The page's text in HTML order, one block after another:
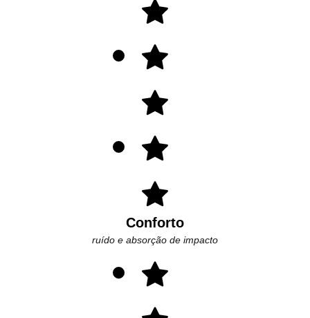
Conforto
ruído e absorção de impacto